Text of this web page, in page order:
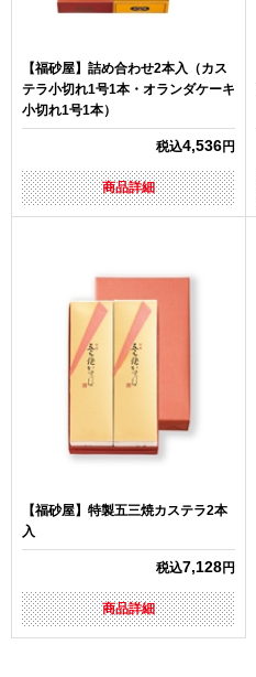
【福砂屋】詰め合わせ2本入（カス
テラ小切れ1号1本・オランダケーキ
小切れ1号1本）
税込4,536円
商品詳細
【福砂屋】特製五三焼カステラ2本
入
税込7,128円
商品詳細